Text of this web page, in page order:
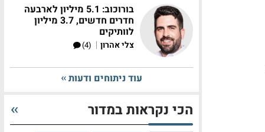
בורוכוב: 5.1 מיליון לארבעה
חדרים חדשים, 3.7 מיליון
לוותיקים
צלי אהרון |
(4)
עוד ניתוחים ודעות
הכי נקראות במדור